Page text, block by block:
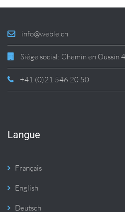
info@weble.ch
Siège social: Chemin en Oussin
+41 (0)21 546 20 50
Langue
Français
English
Deutsch